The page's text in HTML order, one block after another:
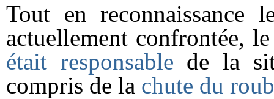
Tout en reconnaissance
actuellement confrontée,
était responsable de la
compris de la chute du